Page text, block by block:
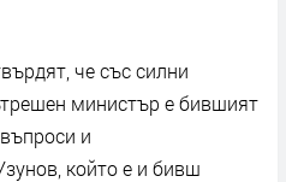
че със силни
министър е бившият
и
който е и бивш